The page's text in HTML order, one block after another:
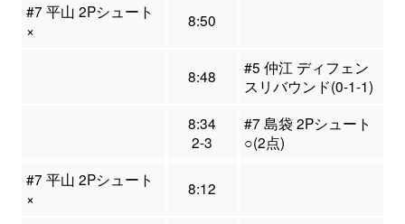
#7 平山 2Pシュート
×
8:50
8:48
#5 仲江 ディフェン
スリバウンド(0-1-1)
8:34
2-3
#7 島袋 2Pシュート
○(2点)
#7 平山 2Pシュート
×
8:12